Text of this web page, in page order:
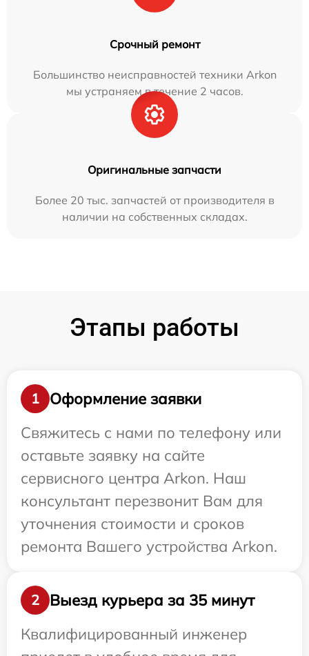
Срочный ремонт
Большинство неисправностей техники Arkon
мы устраняем в течение 2 часов.
Оригинальные запчасти
Более 20 тыс. запчастей от производителя в
наличии на собственных складах.
Этапы работы
1
Оформление заявки
Свяжитесь с нами по телефону или
оставьте заявку на сайте
сервисного центра Arkon. Наш
консультант перезвонит Вам для
уточнения стоимости и сроков
ремонта Вашего устройства Arkon.
2
Выезд курьера за 35 минут
Квалифицированный инженер